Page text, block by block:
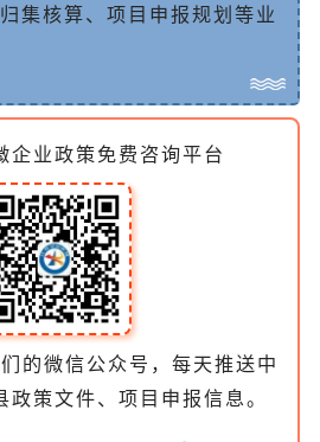
归集核算、 项 目 申报规划等业
企业政策免费咨询平台
们 的微信公众 号 ， 每天推送中
政策文件、 项 目 申报信息。